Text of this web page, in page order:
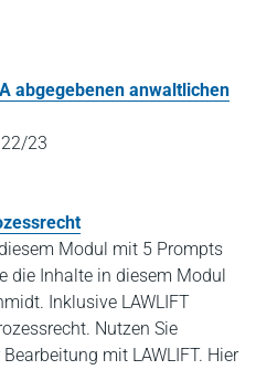
abgegebenen anwaltlichen
23
Modul mit 5 Prompts
die Inhalte in diesem Modul
Inklusive LAWLIFT
Nutzen Sie
mit LAWLIFT. Hier